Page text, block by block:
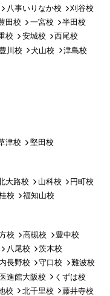
八事いりなか校
刈谷校
田校 一宮校
半田校
校 安城校
西尾校
豊川校 犬山校
津島校
津校 堅田校
大路校 山科校
円町校
校 福知山校
校 高槻校
豊中校
八尾校
茨木校
長野校 守口校
難波校
進館大阪校
くずは校
校 北千里校
藤井寺校